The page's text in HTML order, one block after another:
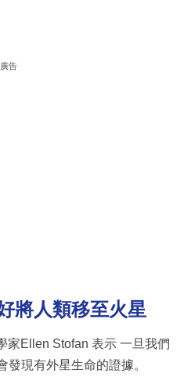
廣告
將人類移至火星
家Ellen Stofan 表示 一旦我們
現有外星生命的證據。